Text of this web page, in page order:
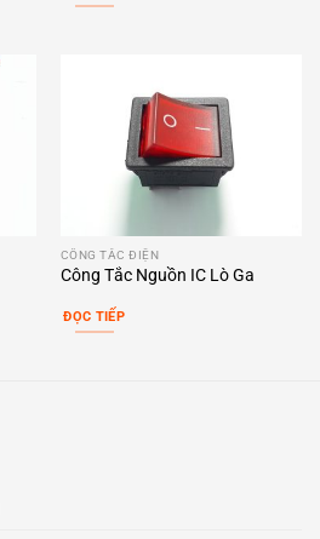
CÔNG TẮC ĐIỆN
Công Tắc Nguồn IC Lò Ga
ĐỌC TIẾP